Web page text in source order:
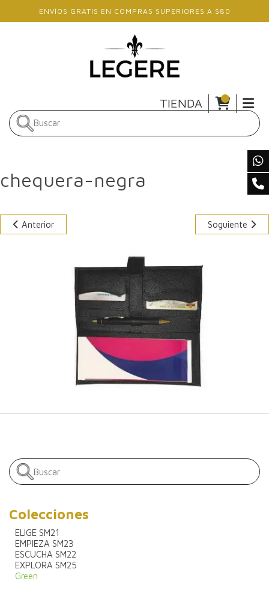
Skip to main content
ENVÍOS GRATIS EN COMPRAS SUPERIORES A $80
TIENDA
chequera-negra
Anterior Soguiente
Colecciones
ELIGE SM21
EMPIEZA SM23
ESCUCHA SM22
EXPLORA SM25
Green